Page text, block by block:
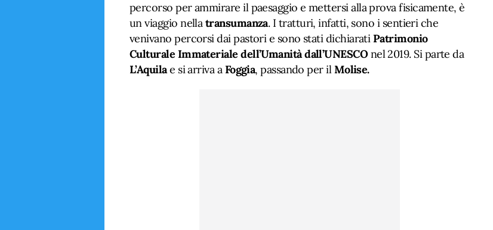
percorso per ammirare il paesaggio e mettersi alla prova fisicamente, è
un viaggio nellatransumanza. I tratturi, infatti, sono i sentieri che
venivano percorsi dai pastori e sono stati dichiaratiPatrimonio
Culturale Immateriale dell’Umanità dall’UNESCOnel 2019. Si parte da
L’Aquilae si arriva aFoggia, passando per ilMolise.